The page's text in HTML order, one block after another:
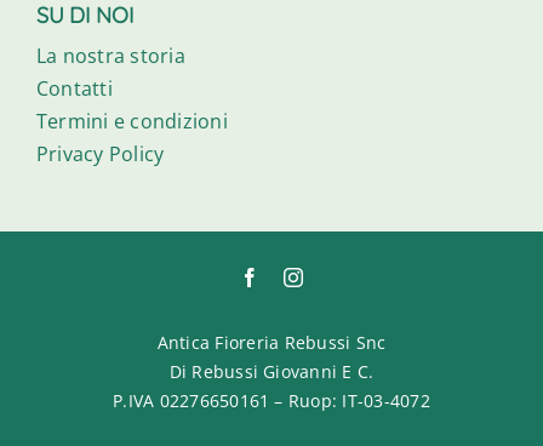
SU DI NOI
La nostra storia
Contatti
Termini e condizioni
Privacy Policy
Antica Fioreria Rebussi Snc
Di Rebussi Giovanni E C.
P.IVA 02276650161 – Ruop: IT-03-4072